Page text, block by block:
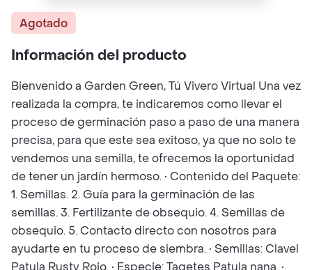
Agotado
Información del producto
Bienvenido a Garden Green, Tú Vivero Virtual Una vez
realizada la compra, te indicaremos como llevar el
proceso de germinación paso a paso de una manera
precisa, para que este sea exitoso, ya que no solo te
vendemos una semilla, te ofrecemos la oportunidad
de tener un jardín hermoso. • Contenido del Paquete:
1. Semillas. 2. Guía para la germinación de las
semillas. 3. Fertilizante de obsequio. 4. Semillas de
obsequio. 5. Contacto directo con nosotros para
ayudarte en tu proceso de siembra. • Semillas: Clavel
Patula Rusty Rojo. • Especie: Tagetes Patula nana. •